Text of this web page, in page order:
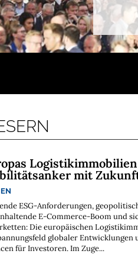
mit
ESG-Anforderungen,
E-Commerce-Boom und
Die europäischen
globaler Entwicklungen
für Investoren. Im Zuge...